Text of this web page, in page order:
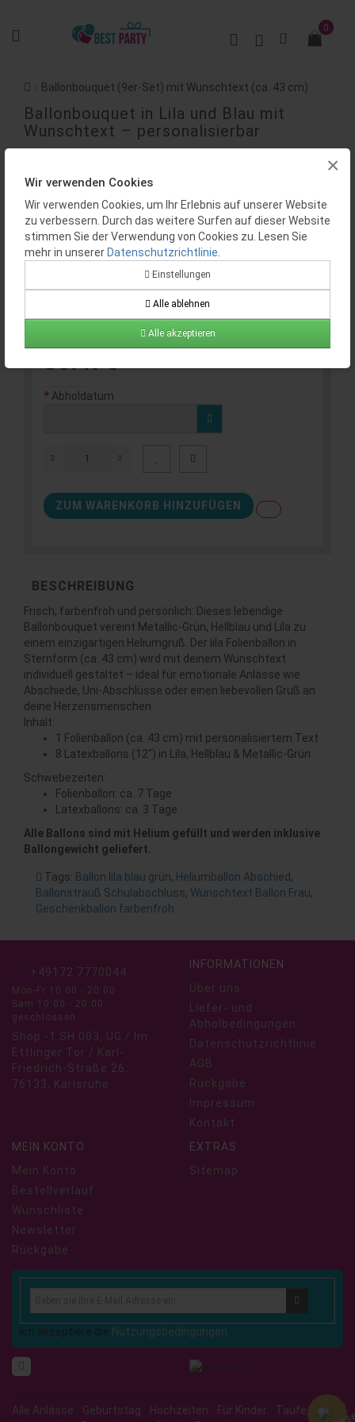
×
Wir verwenden Cookies
Wir verwenden Cookies, um Ihr Erlebnis auf unserer Website
zu verbessern. Durch das weitere Surfen auf dieser Website
stimmen Sie der Verwendung von Cookies zu. Lesen Sie
mehr in unserer Datenschutzrichtlinie
Einstellungen
Alle ablehnen
Alle akzeptieren
0
Ballonbouquet (9er-Set) mit Wunschtext (ca. 43 cm)
Ballonbouquet in Lila und Blau mit
Wunschtext – personalisierbar
Auf Lager
Produktcode: BP0103
36.47€
Abholdatum
ZUM WARENKORB HINZUFÜGEN
BESCHREIBUNG
Frisch, farbenfroh und persönlich: Dieses lebendige
Ballonbouquet vereint Metallic-Grün, Hellblau und Lila zu
einem einzigartigen Heliumgruß. Der lila Folienballon in
Sternform (ca. 43 cm) wird mit deinem Wunschtext
individuell gestaltet – ideal für emotionale Anlässe wie
Abschiede, Uni-Abschlüsse oder einen liebevollen Gruß an
deine Herzensmenschen.
Inhalt:
1 Folienballon (ca. 43 cm) mit personalisiertem Text
8 Latexballons (12") in Lila, Hellblau & Metallic-Grün
Schwebezeiten:
Folienballon: ca. 7 Tage
Latexballons: ca. 3 Tage
Alle Ballons sind mit Helium gefüllt und werden inklusive
Ballongewicht geliefert.
Tags: Ballon lila blau grün, Heliumballon Abschied ,
Ballonstrauß Schulabschluss, Wunschtext Ballon Frau,
Geschenkballon farbenfroh
+49172 7770044
Mon-Fr 10:00 - 20:00
Sam 10:00 - 20:00
geschlossen
Shop -1.SH.003, UG / Im
Ettlinger Tor / Karl-
Friedrich-Straße 26,
76133, Karlsruhe
INFORMATIONEN
Über uns
Liefer- und
Abholbedingungen
Datenschutzrichtlinie
AGB
Rückgabe
Impressum
Kontakt
MEIN KONTO
Mein Konto
Bestellverlauf
Wunschliste
Newsletter
Rückgabe
EXTRAS
Sitemap
Ich akzeptiere die Nutzungsbedingungen.
Alle Anlässe Geburtstag Hochzeiten Für Kinder
Taufe/